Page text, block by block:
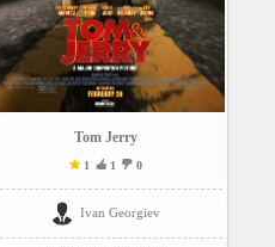
Tom Jerry
1 1 0
Ivan Georgiev